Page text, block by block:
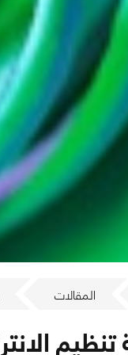
المقالات